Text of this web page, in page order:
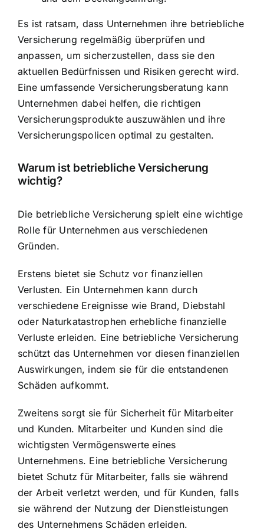
Es ist ratsam, dass Unternehmen ihre betriebliche
Versicherung regelmäßig überprüfen und
anpassen, um sicherzustellen, dass sie den
aktuellen Bedürfnissen und Risiken gerecht wird.
Eine umfassende Versicherungsberatung kann
Unternehmen dabei helfen, die richtigen
Versicherungsprodukte auszuwählen und ihre
Versicherungspolicen optimal zu gestalten.
Warum ist betriebliche Versicherung
wichtig?
Die betriebliche Versicherung spielt eine wichtige
Rolle für Unternehmen aus verschiedenen
Gründen.
Erstens bietet sie Schutz vor finanziellen
Verlusten. Ein Unternehmen kann durch
verschiedene Ereignisse wie Brand, Diebstahl
oder Naturkatastrophen erhebliche finanzielle
Verluste erleiden. Eine betriebliche Versicherung
schützt das Unternehmen vor diesen finanziellen
Auswirkungen, indem sie für die entstandenen
Schäden aufkommt.
Zweitens sorgt sie für Sicherheit für Mitarbeiter
und Kunden. Mitarbeiter und Kunden sind die
wichtigsten Vermögenswerte eines
Unternehmens. Eine betriebliche Versicherung
bietet Schutz für Mitarbeiter, falls sie während
der Arbeit verletzt werden, und für Kunden, falls
sie während der Nutzung der Dienstleistungen
des Unternehmens Schäden erleiden.